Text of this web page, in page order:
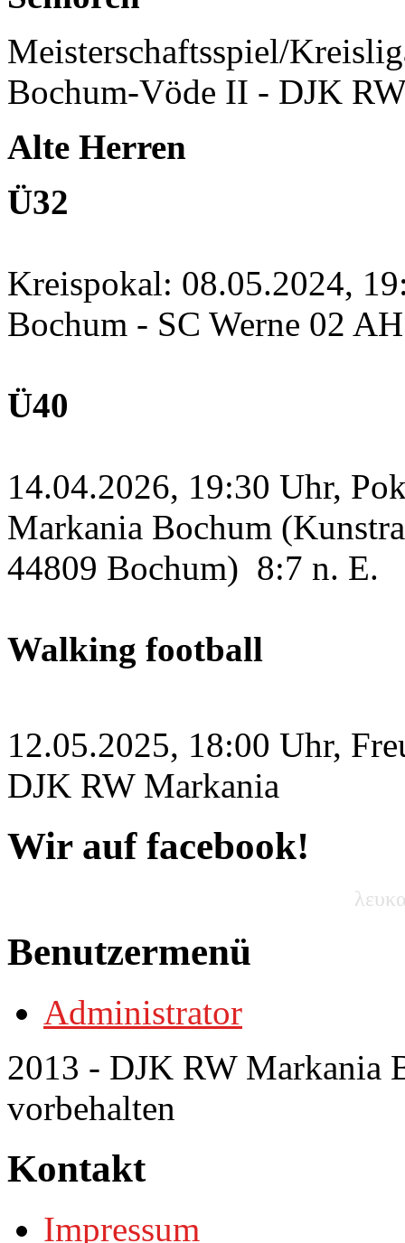
Meisterschaftsspiel/
Bochum-Vöde II - DJK
Alte Herren
Ü32
Kreispokal: 08.05.2024,
Bochum - SC Werne 02
Ü40
14.04.2026, 19:30 Uhr,
Markania Bochum
44809 Bochum) 8:7 n. E.
Walking football
12.05.2025, 18:00 Uhr,
DJK RW Markania
Wir auf facebook!
Benutzermenü
Administrator
2013 - DJK RW Markania
vorbehalten
Kontakt
Impressum